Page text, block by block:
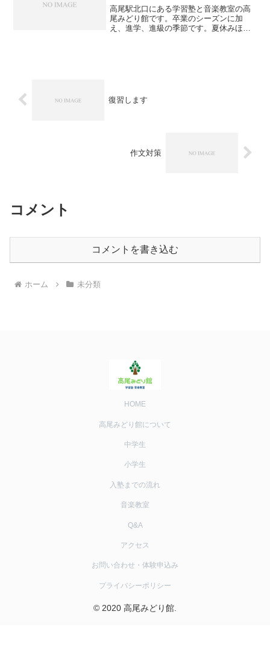
高尾駅北口にある学習塾と音楽教室の高
尾みどり館です。卒業のシーズンに加
え、進学、進級の季節です。夏休みほど
復習します
作文対策
コメント
コメントを書き込む
ホーム 未分類
HOME
高尾みどり館について
中学生
小学生
入塾までの流れ
音楽教室
Q&A
アクセス
お問い合わせ・体験申込み
プライバシーポリシー
© 2020 高尾みどり館.